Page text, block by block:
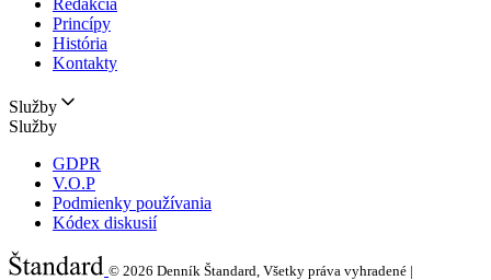
Princípy
História
Kontakty
Služby
Služby
GDPR
V.O.P
Podmienky používania
Kódex diskusií
© 2026 Denník Štandard, Všetky práva vyhradené |